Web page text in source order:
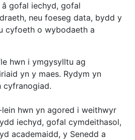
gofal iechyd, gofal
neu foeseg data, bydd y
cyfoeth o wybodaeth a
hwn i ymgysylltu ag
yn y maes. Rydym yn
cyfranogiad.
lein hwn yn agored i weithwyr
iechyd, gofal cymdeithasol,
academaidd, y Senedd a